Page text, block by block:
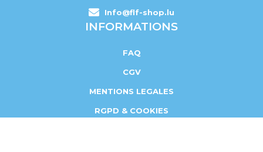
Info@flf-shop.lu
INFORMATIONS
FAQ
CGV
MENTIONS LEGALES
RGPD & COOKIES